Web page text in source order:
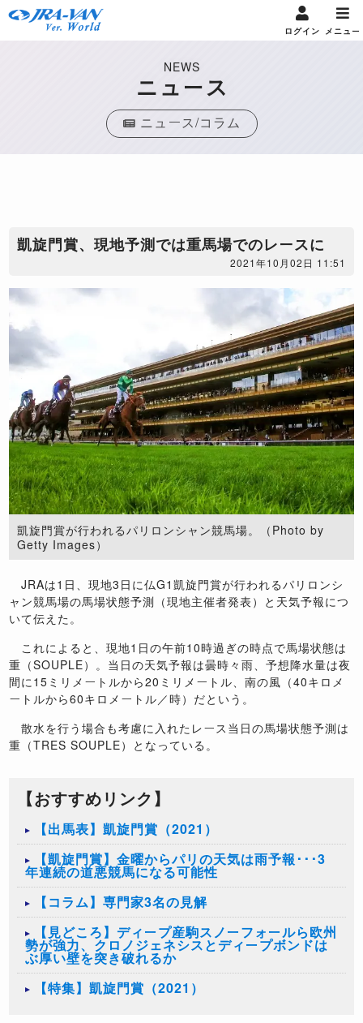
ログイン メニュー
NEWS
ニュース
ニュース/コラム
凱旋門賞、現地予測では重馬場でのレースに
2021年10月02日 11:51
凱旋門賞が行われるパリロンシャン競馬場。（Photo by
Getty Images）
JRAは1日、現地3日に仏G1凱旋門賞が行われるパリロンシ
ャン競馬場の馬場状態予測（現地主催者発表）と天気予報につ
いて伝えた。
これによると、現地1日の午前10時過ぎの時点で馬場状態は
重（SOUPLE）。当日の天気予報は曇時々雨、予想降水量は夜
間に15ミリメートルから20ミリメートル、南の風（40キロメ
ートルから60キロメートル／時）だという。
散水を行う場合も考慮に入れたレース当日の馬場状態予測は
重（TRES SOUPLE）となっている。
【おすすめリンク】
【出馬表】凱旋門賞（2021）
【凱旋門賞】金曜からパリの天気は雨予報･･･3
年連続の道悪競馬になる可能性
【コラム】専門家3名の見解
【見どころ】ディープ産駒スノーフォールら欧州
勢が強力、クロノジェネシスとディープボンドは
ぶ厚い壁を突き破れるか
【特集】凱旋門賞（2021）